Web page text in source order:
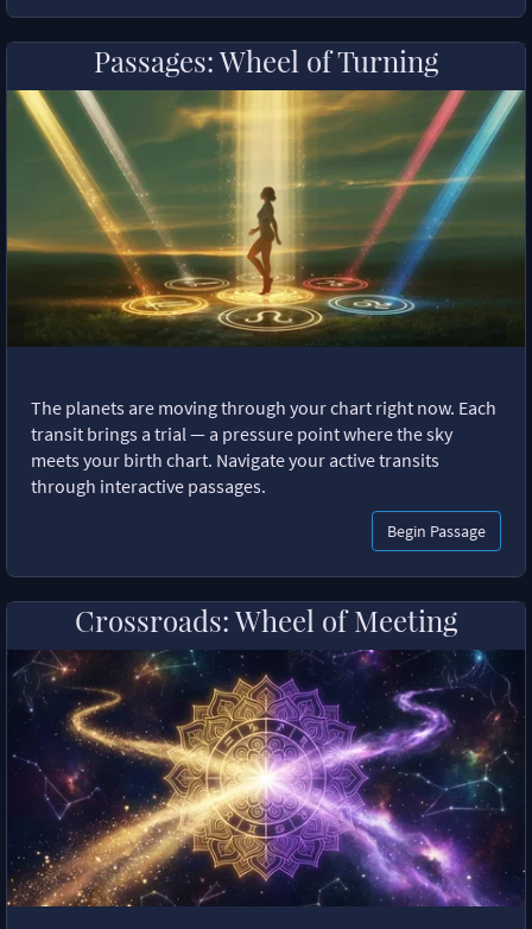
Passages: Wheel of Turning
The planets are moving through your chart right now. Each
transit brings a trial — a pressure point where the sky
meets your birth chart. Navigate your active transits
through interactive passages.
Begin Passage
Crossroads: Wheel of Meeting